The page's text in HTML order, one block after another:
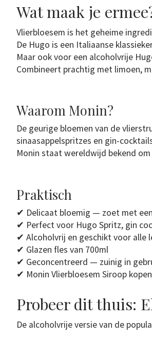
Wat maak je
Vlierbloesem is het geheime
De Hugo is een Italiaanse
Maar ook voor een alcoholvrije
Combineert prachtig met limoen,
Waarom Monin?
De geurige bloemen van de
sinaasappelspritzes en gin-
Monin staat wereldwijd bekend
Praktisch
✔ Delicaat bloemig — zoet met
✔ Perfect voor Hugo Spritz, gin
✔ Alcoholvrij en geschikt voor alle
✔ Glazen fles van 700ml
✔ Geconcentreerd — zuinig in
✔ Monin Vlierbloesem Siroop
Probeer dit thuis:
De alcoholvrije versie van de